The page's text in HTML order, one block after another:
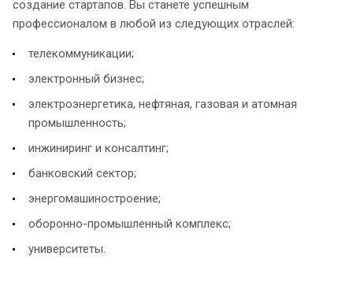
создание стартапов. Вы станете успешным
профессионалом в любой из следующих отраслей:
телекоммуникации;
электронный бизнес;
электроэнергетика, нефтяная, газовая и атомная
промышленность;
инжиниринг и консалтинг;
банковский сектор;
энергомашиностроение;
оборонно-промышленный комплекс;
университеты.